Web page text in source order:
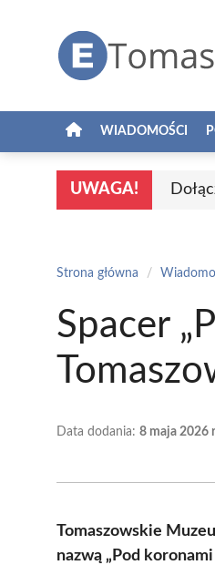
WIADOMOŚCI
UWAGA!
Strona główna /
Spacer
Data dodania: 8 maja 2026
Tomaszowskie
nazwą „Pod